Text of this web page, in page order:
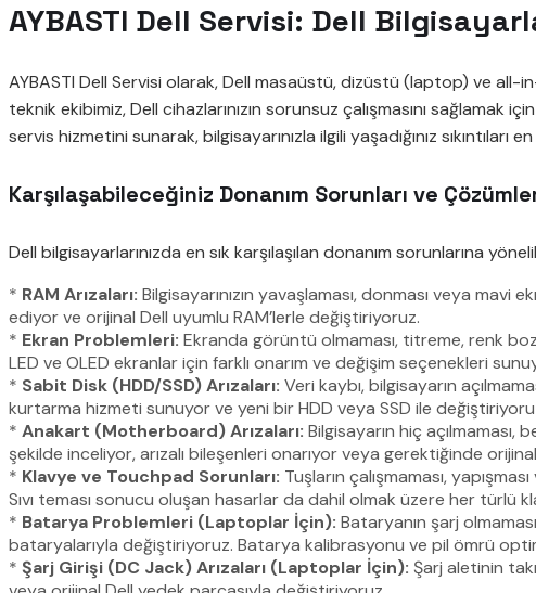
AYBASTI Dell Servisi: Dell
AYBASTI Dell Servisi olarak, Dell masaüstü, dizüstü (laptop) ve all-
teknik ekibimiz, Dell cihazlarınızın sorunsuz çalışmasını sağlamak
servis hizmetini sunarak, bilgisayarınızla ilgili yaşadığınız sıkıntıları
Karşılaşabileceğiniz Donanım Sorunları ve
Dell bilgisayarlarınızda en sık karşılaşılan donanım sorunlarına
* RAM Arızaları: Bilgisayarınızın yavaşlaması, donması veya
ediyor ve orijinal Dell uyumlu RAM’lerle değiştiriyoruz.
* Ekran Problemleri: Ekranda görüntü olmaması, titreme, renk
LED ve OLED ekranlar için farklı onarım ve değişim seçenekleri
* Sabit Disk (HDD/SSD) Arızaları: Veri kaybı, bilgisayarın
kurtarma hizmeti sunuyor ve yeni bir HDD veya SSD ile
* Anakart (Motherboard) Arızaları: Bilgisayarın hiç
şekilde inceliyor, arızalı bileşenleri onarıyor veya gerektiğinde
* Klavye ve Touchpad Sorunları: Tuşların çalışmaması,
Sıvı teması sonucu oluşan hasarlar da dahil olmak üzere her türlü
* Batarya Problemleri (Laptoplar İçin): Bataryanın şarj
bataryalarıyla değiştiriyoruz. Batarya kalibrasyonu ve pil ömrü
* Şarj Girişi (DC Jack) Arızaları (Laptoplar İçin): Şarj aletinin